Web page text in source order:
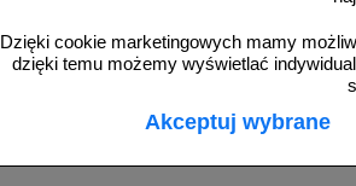
Dzięki cookie marketingowych mamy
dzięki temu możemy wyświetlać
Akceptuj wybrane
do koszyka